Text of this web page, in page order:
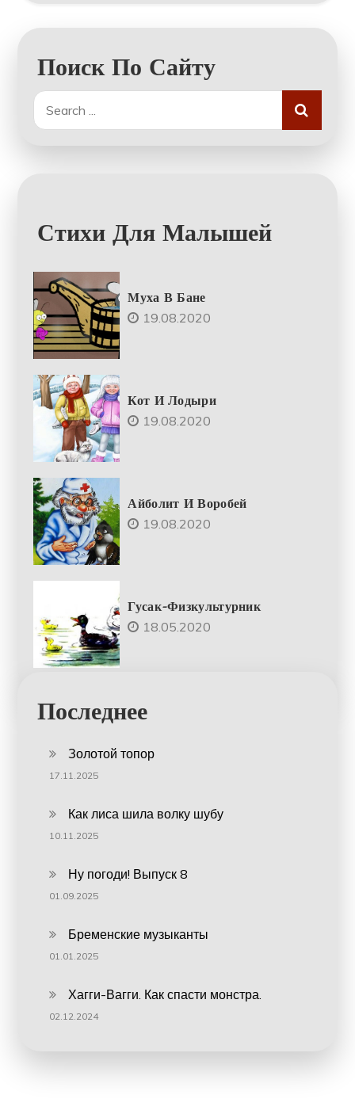
Поиск По Сайту
Search
for:
Стихи Для Малышей
Муха В Бане
19.08.2020
Кот И Лодыри
19.08.2020
Айболит И Воробей
19.08.2020
Гусак-Физкультурник
18.05.2020
Последнее
Золотой топор
17.11.2025
Как лиса шила волку шубу
10.11.2025
Ну погоди! Выпуск 8
01.09.2025
Бременские музыканты
01.01.2025
Хагги-Вагги. Как спасти монстра.
02.12.2024